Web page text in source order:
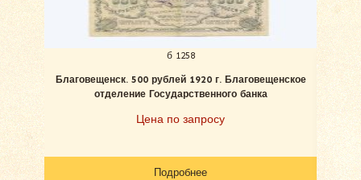
б 1258
Благовещенск. 500 рублей 1920 г. Благовещенское
отделение Государственного банка
Цена по запросу
Подробнее